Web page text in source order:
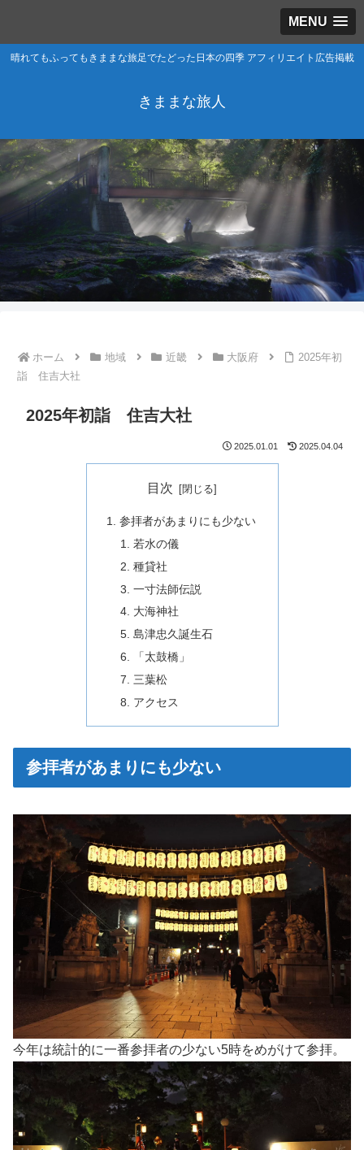
MENU
晴れてもふってもきままな旅足でたどった日本の四季 アフィリエイト広告掲載
きままな旅人
ホーム 地域 近畿 大阪府
2025年初
詣 住吉大社
2025年初詣 住吉大社
2025.01.01 2025.04.04
目次
参拝者があまりにも少ない
若水の儀
種貸社
一寸法師伝説
大海神社
島津忠久誕生石
「太鼓橋」
三葉松
アクセス
参拝者があまりにも少ない
今年は統計的に一番参拝者の少ない5時をめがけて参拝。